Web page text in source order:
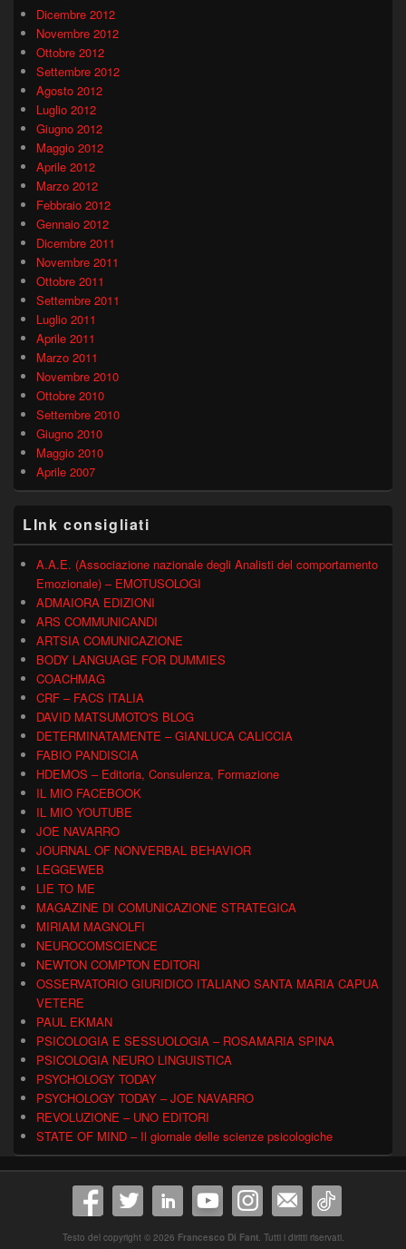
Dicembre 2012
Novembre 2012
Ottobre 2012
Settembre 2012
Agosto 2012
Luglio 2012
Giugno 2012
Maggio 2012
Aprile 2012
Marzo 2012
Febbraio 2012
Gennaio 2012
Dicembre 2011
Novembre 2011
Ottobre 2011
Settembre 2011
Luglio 2011
Aprile 2011
Marzo 2011
Novembre 2010
Ottobre 2010
Settembre 2010
Giugno 2010
Maggio 2010
Aprile 2007
LInk consigliati
A.A.E. (Associazione nazionale degli Analisti del comportamento
Emozionale) – EMOTUSOLOGI
ADMAIORA EDIZIONI
ARS COMMUNICANDI
ARTSIA COMUNICAZIONE
BODY LANGUAGE FOR DUMMIES
COACHMAG
CRF – FACS ITALIA
DAVID MATSUMOTO'S BLOG
DETERMINATAMENTE – GIANLUCA CALICCIA
FABIO PANDISCIA
HDEMOS – Editoria, Consulenza, Formazione
IL MIO FACEBOOK
IL MIO YOUTUBE
JOE NAVARRO
JOURNAL OF NONVERBAL BEHAVIOR
LEGGEWEB
LIE TO ME
MAGAZINE DI COMUNICAZIONE STRATEGICA
MIRIAM MAGNOLFI
NEUROCOMSCIENCE
NEWTON COMPTON EDITORI
OSSERVATORIO GIURIDICO ITALIANO SANTA MARIA CAPUA
VETERE
PAUL EKMAN
PSICOLOGIA E SESSUOLOGIA – ROSAMARIA SPINA
PSICOLOGIA NEURO LINGUISTICA
PSYCHOLOGY TODAY
PSYCHOLOGY TODAY – JOE NAVARRO
REVOLUZIONE – UNO EDITORI
STATE OF MIND – Il giornale delle scienze psicologiche
Testo del copyright © 2026 Francesco Di Fant. Tutti i diritti riservati.